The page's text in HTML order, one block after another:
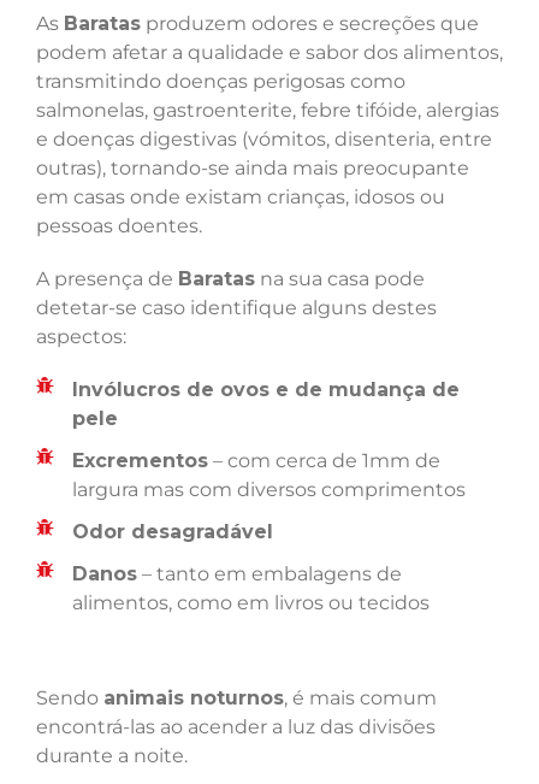
As Baratas produzem odores e secreções que
podem afetar a qualidade e sabor dos alimentos,
transmitindo doenças perigosas como
salmonelas, gastroenterite, febre tifóide, alergias
e doenças digestivas (vómitos, disenteria, entre
outras), tornando-se ainda mais preocupante
em casas onde existam crianças, idosos ou
pessoas doentes.
A presença de Baratas na sua casa pode
detetar-se caso identifique alguns destes
aspectos:
Invólucros de ovos e de mudança de
pele
Excrementos – com cerca de 1mm de
largura mas com diversos comprimentos
Odor desagradável
Danos – tanto em embalagens de
alimentos, como em livros ou tecidos
Sendo animais noturnos, é mais comum
encontrá-las ao acender a luz das divisões
durante a noite.